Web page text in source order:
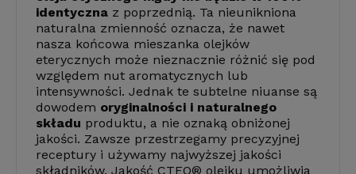
identyczna z poprzednią. Ta nieunikniona
naturalna zmienność oznacza, że nawet
nasza końcowa mieszanka olejków
eterycznych może nieznacznie różnić się pod
względem nut aromatycznych lub
intensywności. Jednak te subtelne niuanse są
dowodem oryginalności i naturalnego
składu produktu, a nie oznaką obniżonej
jakości. Zawsze przestrzegamy precyzyjnej
receptury i używamy najwyższej jakości
składników. Jakość CTEO® olejku umożliwia